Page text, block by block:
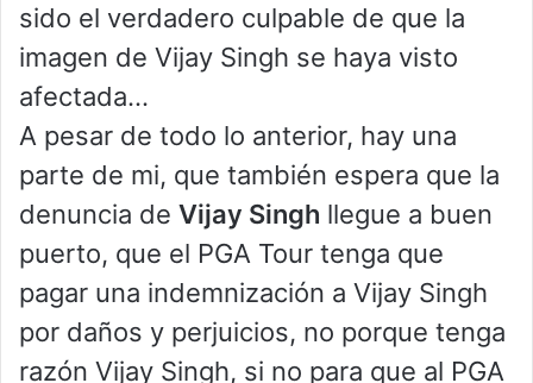
sido el verdadero culpable de que la
imagen de Vijay Singh se haya visto
afectada…
A pesar de todo lo anterior, hay una
parte de mi, que también espera que la
denuncia de Vijay Singh llegue a buen
puerto, que el PGA Tour tenga que
pagar una indemnización a Vijay Singh
por daños y perjuicios, no porque tenga
razón Vijay Singh, si no para que al PGA